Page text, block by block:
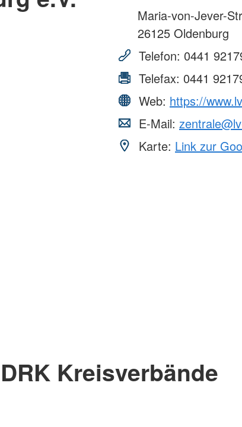
Maria-von-Jever-
26125 Oldenburg
Telefon: 0441
Telefax: 0441
Web: https://
E-Mail:
Karte: Link zur
DRK Kreisverbände